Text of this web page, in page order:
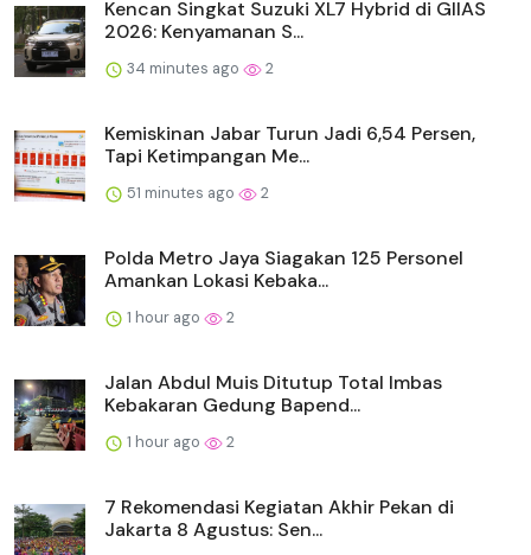
Kencan Singkat Suzuki XL7 Hybrid di GIIAS
2026: Kenyamanan S...
34 minutes ago 2
Kemiskinan Jabar Turun Jadi 6,54 Persen,
Tapi Ketimpangan Me...
51 minutes ago 2
Polda Metro Jaya Siagakan 125 Personel
Amankan Lokasi Kebaka...
1 hour ago 2
Jalan Abdul Muis Ditutup Total Imbas
Kebakaran Gedung Bapend...
1 hour ago 2
7 Rekomendasi Kegiatan Akhir Pekan di
Jakarta 8 Agustus: Sen...